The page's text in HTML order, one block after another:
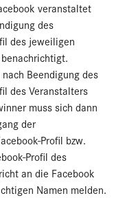
veranstaltet
des
des jeweiligen
Beendigung des
des Veranstalters
muss sich dann
der
Profil bzw.
Profil des
an die Facebook
Namen melden.